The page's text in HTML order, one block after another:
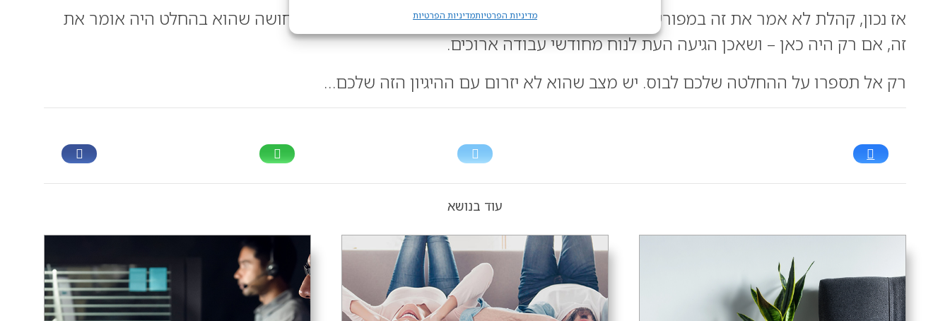
מדיניות הפרטיותמדיניות הפרטיות
אז נכון, קהלת לא אמר את זה במפורש אבל יש משהו בחום של הקיץ הישראלי שנותן את התחושה שהוא בהחלט היה אומר את
זה, אם רק היה כאן – ושאכן הגיעה העת לנוח מחודשי עבודה ארוכים.
רק אל תספרו על ההחלטה שלכם לבוס. יש מצב שהוא לא יזרום עם ההיגיון הזה שלכם…
עוד בנושא